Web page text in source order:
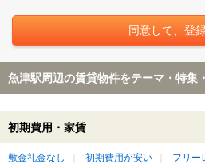
魚津駅周辺の賃貸物件をテーマ・特集
初期費用・家賃
敷金礼金なし 初期費用が安い フリー